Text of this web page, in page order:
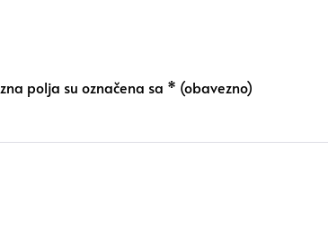
polja su označena sa * (obavezno)